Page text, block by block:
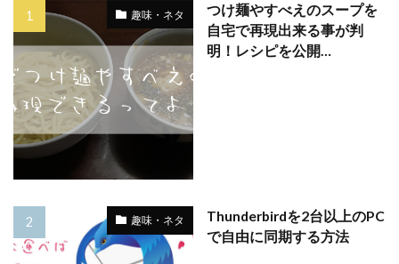
趣味・ネタ
つけ麺やすべえのスープを
自宅で再現出来る事が判
明！レシピを公開…
趣味・ネタ
Thunderbirdを2台以上のPC
で自由に同期する方法